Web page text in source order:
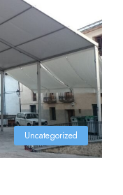
Uncategorized